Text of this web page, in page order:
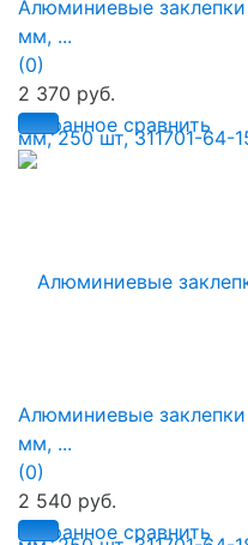
избранное сравнить
Алюминиевые заклепки
мм, ...
(0)
2 370 руб.
избранное сравнить
Алюминиевые заклепки
мм, ...
(0)
2 540 руб.